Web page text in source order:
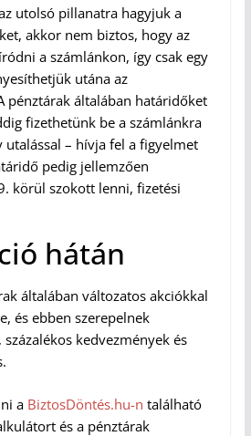
utolsó pillanatra hagyjuk a
akkor nem biztos, hogy az
a számlánkon, így csak egy
utána az
pénztárak általában határidőket
fizethetünk be a számlánkra
utalással – hívja fel a figyelmet
pedig jellemzően
körül szokott lenni, fizetési
hátán
általában változatos akciókkal
és ebben szerepelnek
kedvezmények és
a BiztosDöntés.hu-n található
és a pénztárak